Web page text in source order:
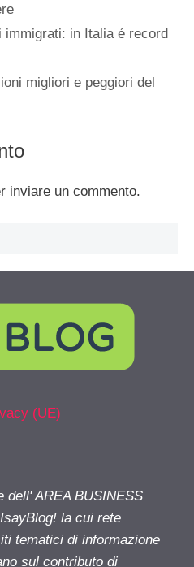
immigrati: in Italia é record
migliori e peggiori del
inviare un commento.
(UE)
dell' AREA BUSINESS
la cui rete
tematici di informazione
sul contributo di